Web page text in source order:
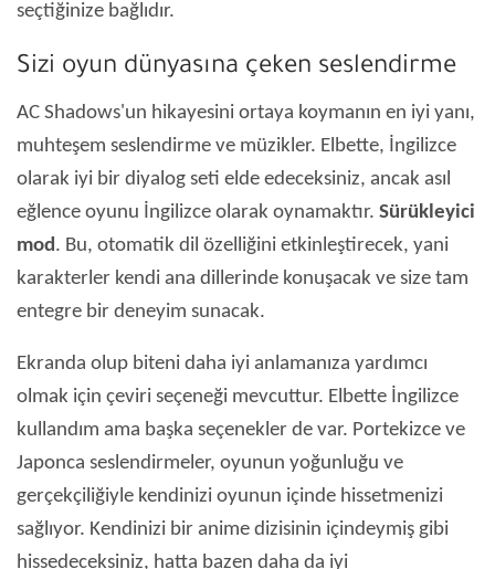
seçtiğinize bağlıdır.
Sizi oyun dünyasına çeken seslendirme
AC Shadows'un hikayesini ortaya koymanın en iyi yanı,
muhteşem seslendirme ve müzikler. Elbette, İngilizce
olarak iyi bir diyalog seti elde edeceksiniz, ancak asıl
eğlence oyunu İngilizce olarak oynamaktır. Sürükleyici
mod. Bu, otomatik dil özelliğini etkinleştirecek, yani
karakterler kendi ana dillerinde konuşacak ve size tam
entegre bir deneyim sunacak.
Ekranda olup biteni daha iyi anlamanıza yardımcı
olmak için çeviri seçeneği mevcuttur. Elbette İngilizce
kullandım ama başka seçenekler de var. Portekizce ve
Japonca seslendirmeler, oyunun yoğunluğu ve
gerçekçiliğiyle kendinizi oyunun içinde hissetmenizi
sağlıyor. Kendinizi bir anime dizisinin içindeymiş gibi
hissedeceksiniz, hatta bazen daha da iyi